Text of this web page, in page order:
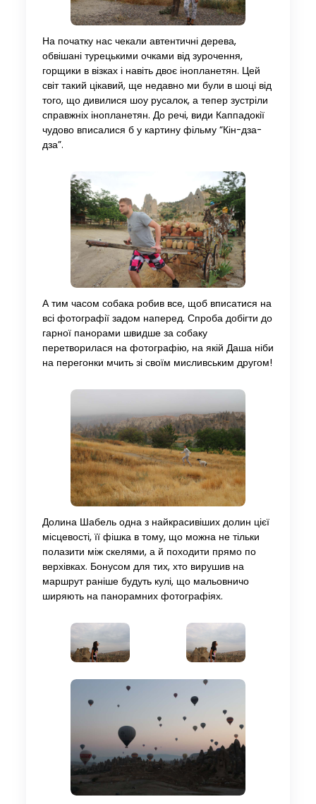
На початку нас чекали автентичні дерева,
обвішані турецькими очками від зурочення,
горщики в візках і навіть двоє інопланетян. Цей
світ такий цікавий, ще недавно ми були в шоці від
того, що дивилися шоу русалок, а тепер зустріли
справжніх інопланетян. До речі, види Каппадокії
чудово вписалися б у картину фільму “Кін-дза-
дза”.
А тим часом собака робив все, щоб вписатися на
всі фотографії задом наперед. Спроба добігти до
гарної панорами швидше за собаку
перетворилася на фотографію, на якій Даша ніби
на перегонки мчить зі своїм мисливським другом!
Долина Шабель одна з найкрасивіших долин цієї
місцевості, її фішка в тому, що можна не тільки
полазити між скелями, а й походити прямо по
верхівках. Бонусом для тих, хто вирушив на
маршрут раніше будуть кулі, що мальовничо
ширяють на панорамних фотографіях.